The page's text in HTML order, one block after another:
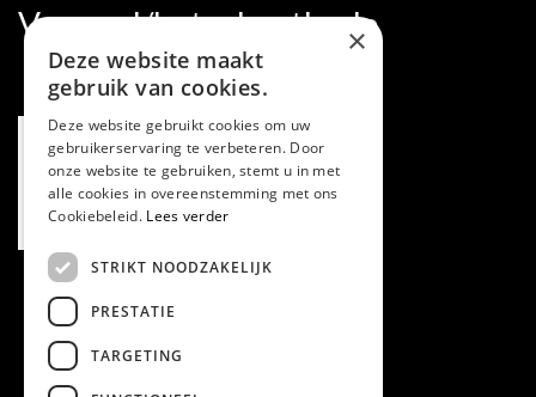
Verzend/betaalmethode
×
Deze website maakt
gebruik van cookies.
Deze website gebruikt cookies om uw
gebruikerservaring te verbeteren. Door
onze website te gebruiken, stemt u in met
alle cookies in overeenstemming met ons
Cookiebeleid. Lees verder
STRIKT NOODZAKELIJK
PRESTATIE
TARGETING